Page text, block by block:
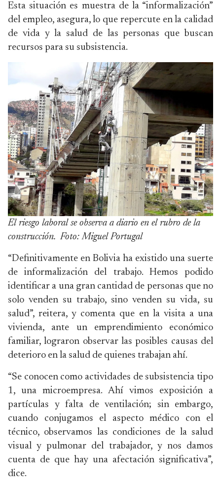
Esta situación es muestra de la “informalización”
del empleo, asegura, lo que repercute en la calidad
de vida y la salud de las personas que buscan
recursos para su subsistencia.
El riesgo laboral se observa a diario en el rubro de la
construcción. Foto: Miguel Portugal
“Definitivamente en Bolivia ha existido una suerte
de informalización del trabajo. Hemos podido
identificar a una gran cantidad de personas que no
solo venden su trabajo, sino venden su vida, su
salud”, reitera, y comenta que en la visita a una
vivienda, ante un emprendimiento económico
familiar, lograron observar las posibles causas del
deterioro en la salud de quienes trabajan ahí.
“Se conocen como actividades de subsistencia tipo
1, una microempresa. Ahí vimos exposición a
partículas y falta de ventilación; sin embargo,
cuando conjugamos el aspecto médico con el
técnico, observamos las condiciones de la salud
visual y pulmonar del trabajador, y nos damos
cuenta de que hay una afectación significativa”,
dice.